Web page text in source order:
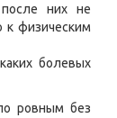
них не
к физическим
болевых
ровным без